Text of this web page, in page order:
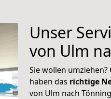
Unser
von Ulm
Sie wollen
haben das richtige
von Ulm nach